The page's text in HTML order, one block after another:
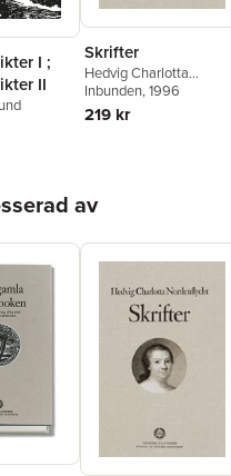
I ;
II
Skrifter
Hedvig Charlotta
Nordenflycht
Inbunden, 1996
219 kr
av